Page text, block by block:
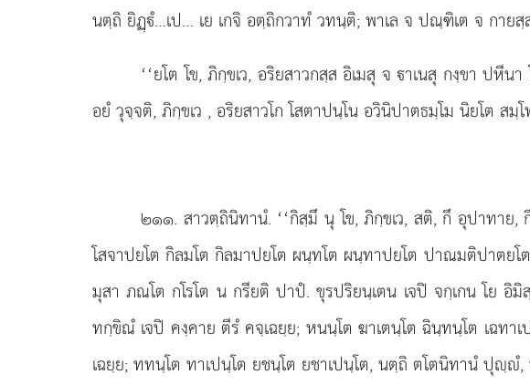
นตฺถิ ยิฏฺํ…เป… เย เกจิ อตฺถิกวาทํวทนฺติ; พาเล จ ปณฺฑิเต จ กายสฺ
‘‘ยโต โข, ภิกฺขเว, อริยสาวกสฺส อิเมสุ จ าเนสุ กงฺขา ป
อยํ วุจฺจติ, ภิกฺขเว , อริยสาวโก โสตาปนฺโน อวินิปาตธมฺโม นิยโต สมฺ
๒๑๑. สาวตฺถินิทานํ. ‘‘กิสฺมึ นุ โข, ภิกฺขเว, สติ, กึ อุปาทาย
โสจาปยโต กิลมโต กิลมาปยโต ผนฺทโต ผนฺทาปยโต ปาณมติปาตย
มุสา ภณโต กโรโต น กรียติ ปาปํ. ขุรปริยนฺเตน เจปิ จกฺเกน โย
ทกฺขิณํ เจปิ คงฺคาย ตีรํ คจฺเฉยฺย; หนนฺโต ฆาเตนฺโต ฉินฺทนฺโต เฉท
เฉยฺย; ททนฺโต ทาเปนฺโต ยชนฺโต ยชาเปนฺโต, นตฺถิ ตโตนิทานํ ปุ